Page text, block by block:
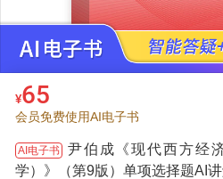
¥65
会员免费使用AI电子书
AI电子书
尹伯成《现代西方经
学）》（第9版）单项选择题AI